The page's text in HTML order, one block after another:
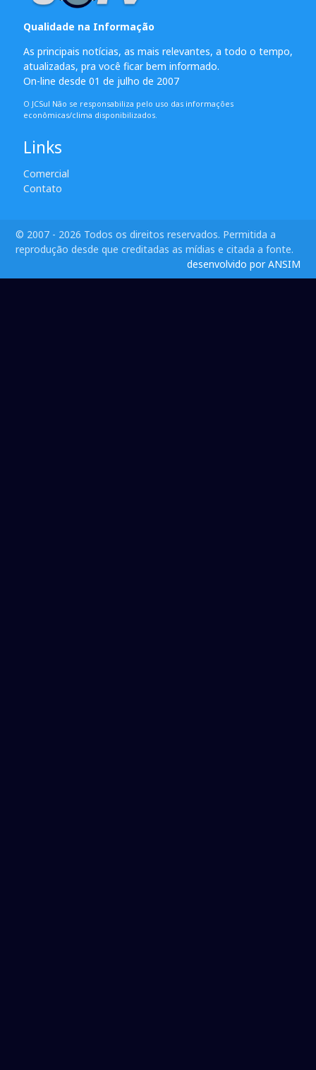
Qualidade na Informação
As principais notícias, as mais relevantes, a todo o tempo,
atualizadas, pra você ficar bem informado.
On-line desde 01 de julho de 2007
O JCSul Não se responsabiliza pelo uso das informações
econômicas/clima disponibilizados.
Links
Comercial
Contato
© 2007 - 2026 Todos os direitos reservados. Permitida a
reprodução desde que creditadas as mídias e citada a fonte.
desenvolvido por ANSIM